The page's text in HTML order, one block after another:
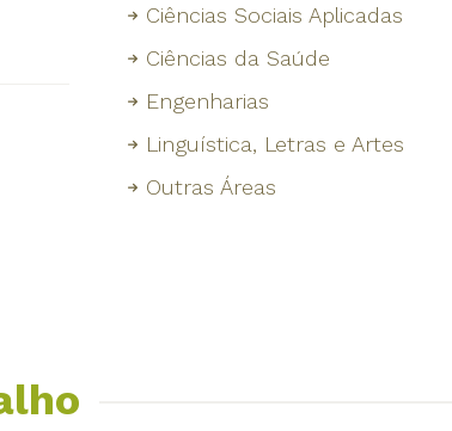
Ciências Sociais Aplicadas
Ciências da Saúde
Engenharias
Linguística, Letras e Artes
Outras Áreas